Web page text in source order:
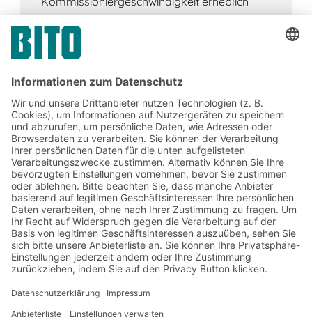
Jetzt beim BITO Newsletter
anmelden:
Lager- & Logistiknews
Exklusive Rabatte
Neuheiten
Newsletter abonnieren